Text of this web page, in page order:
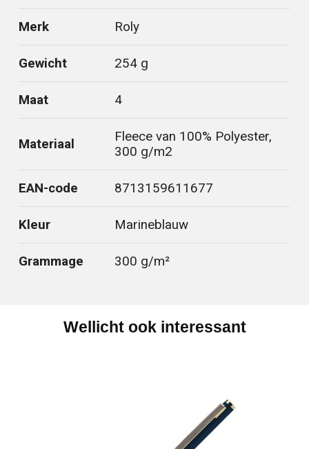
Merk Roly
Gewicht 254 g
Maat 4
Materiaal
Fleece van 100% Polyester,
300 g/m2
EAN-code 8713159611677
Kleur Marineblauw
Grammage 300 g/m²
Wellicht ook interessant